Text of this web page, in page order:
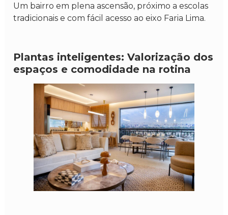
Um bairro em plena ascensão, próximo a escolas
tradicionais e com fácil acesso ao eixo Faria Lima.
Plantas inteligentes: Valorização dos
espaços e comodidade na rotina